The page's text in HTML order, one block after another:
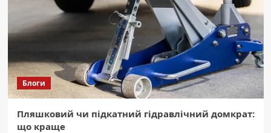
Блоги
Пляшковий чи підкатний гідравлічний домкрат:
що краще